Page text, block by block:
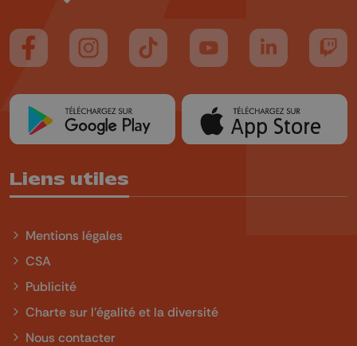
Suivez-nous sur FaceBook
Suivez-nous sur Instagram
Suivez-nous sur TikTok
Suivez-nous sur YouTube
Suivez-nous
Liens utiles
Mentions légales
CSA
Publicité
Charte sur l'égalité et la diversité
Nous contacter